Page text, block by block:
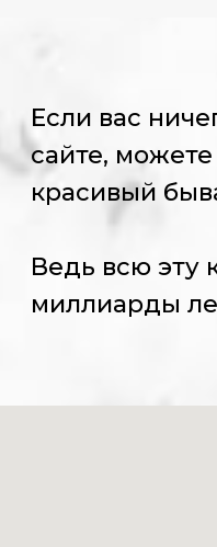
Если вас
сайте,
красивый
Ведь всю эту
миллиарды